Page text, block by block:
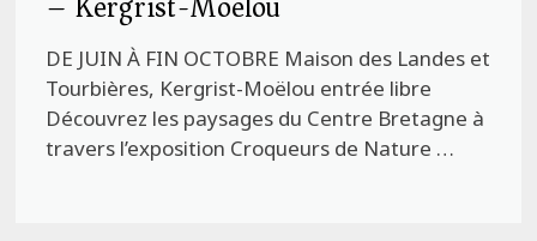
DE JUIN À FIN OCTOBRE Maison des Landes et
Tourbières, Kergrist-Moëlou entrée libre
Découvrez les paysages du Centre Bretagne à
travers l’exposition Croqueurs de Nature …